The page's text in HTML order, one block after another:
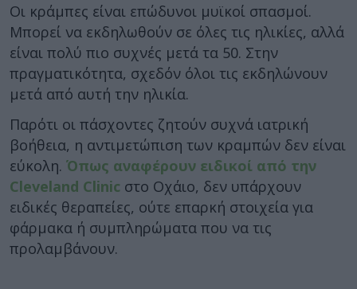
Οι κράμπες είναι επώδυνοι μυϊκοί σπασμοί.
Μπορεί να εκδηλωθούν σε όλες τις ηλικίες, αλλά
είναι πολύ πιο συχνές μετά τα 50. Στην
πραγματικότητα, σχεδόν όλοι τις εκδηλώνουν
μετά από αυτή την ηλικία.
Παρότι οι πάσχοντες ζητούν συχνά ιατρική
βοήθεια, η αντιμετώπιση των κραμπών δεν είναι
εύκολη. Όπως αναφέρουν ειδικοί από την
Cleveland Clinic στο Οχάιο, δεν υπάρχουν
ειδικές θεραπείες, ούτε επαρκή στοιχεία για
φάρμακα ή συμπληρώματα που να τις
προλαμβάνουν.